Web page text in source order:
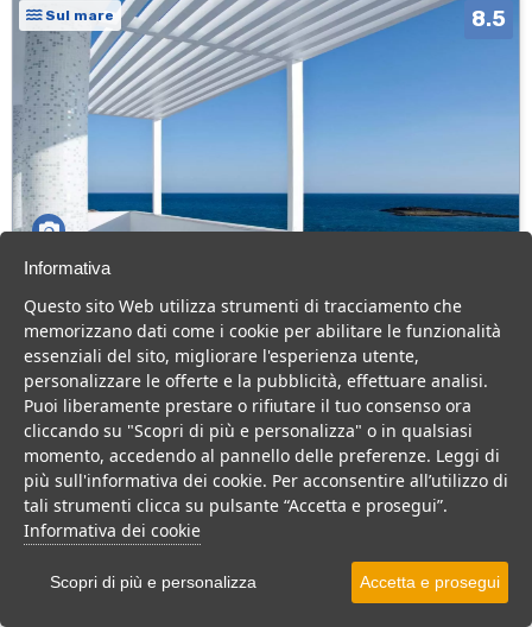
Sul mare 8.5
Puglia > Salento > Ugento > Torre San Giovanni
87 Camere
Hotel 4 stelle direttamente sul mare, per coppie e famiglie, relax e
buona cucina e divertimento
VEDI SU MAPPA
Informativa
Questo sito Web utilizza strumenti di tracciamento che
memorizzano dati come i cookie per abilitare le funzionalità
essenziali del sito, migliorare l'esperienza utente,
personalizzare le offerte e la pubblicità, effettuare analisi.
Puoi liberamente prestare o rifiutare il tuo consenso ora
cliccando su "Scopri di più e personalizza" o in qualsiasi
momento, accedendo al pannello delle preferenze. Leggi di
più sull'informativa dei cookie. Per acconsentire all’utilizzo di
tali strumenti clicca su pulsante “Accetta e prosegui”.
Informativa dei cookie
Scopri di più e personalizza Accetta e prosegui